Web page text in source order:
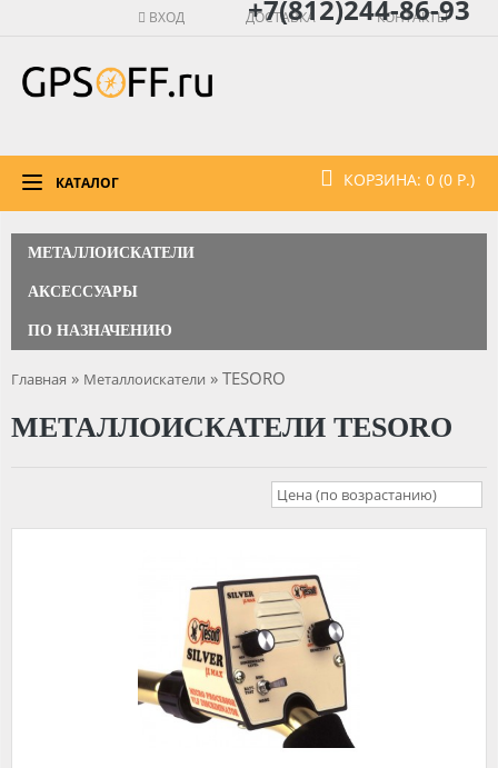
КОНТАКТЫ
ДОСТАВКА
ВХОД +7(812)244-86-93
КОРЗИНА: 0 (0 Р.)
КАТАЛОГ
МЕТАЛЛОИСКАТЕЛИ
АКСЕССУАРЫ
ПО НАЗНАЧЕНИЮ
Главная » Металлоискатели » TESORO
МЕТАЛЛОИСКАТЕЛИ TESORO
Цена (по возрастанию)